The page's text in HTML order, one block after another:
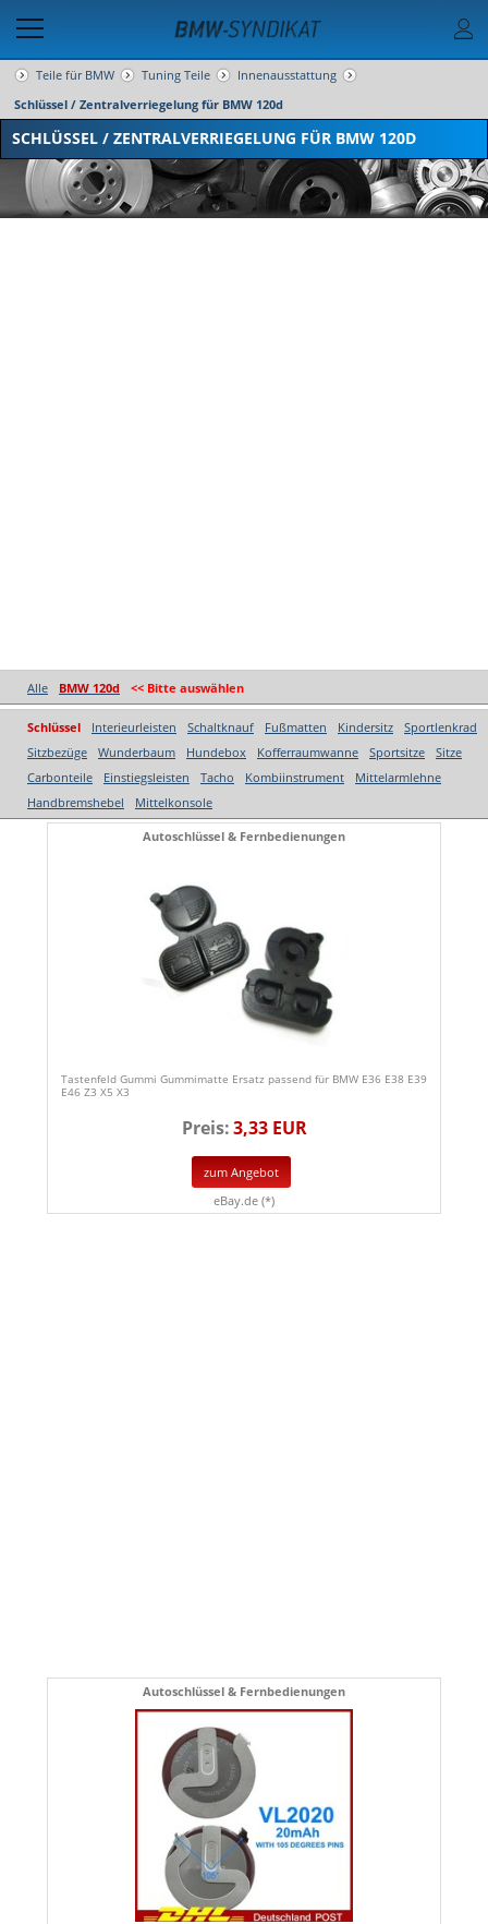
Teile für BMW Tuning Teile
Innenausstattung
Schlüssel / Zentralverriegelung für BMW 120d
SCHLÜSSEL / ZENTRALVERRIEGELUNG FÜR BMW 120D
Alle BMW 120d << Bitte auswählen
Schlüssel Interieurleisten Schaltknauf Fußmatten Kindersitz
Sportlenkrad
Sitzbezüge
Wunderbaum Hundebox Kofferraumwanne Sportsitze
Sitze
Carbonteile
Einstiegsleisten Tacho Kombiinstrument
Mittelarmlehne
Handbremshebel
Mittelkonsole
Autoschlüssel & Fernbedienungen
Tastenfeld Gummi Gummimatte Ersatz passend für BMW E36 E38 E39
E46 Z3 X5 X3
Preis:3,33 EUR
zum Angebot
eBay.de (*)
Autoschlüssel & Fernbedienungen